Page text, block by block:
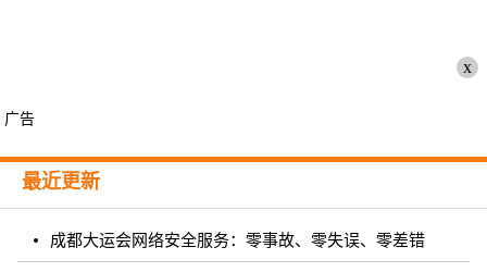
x
广告
最近更新
成都大运会网络安全服务：零事故、零失误、零差错